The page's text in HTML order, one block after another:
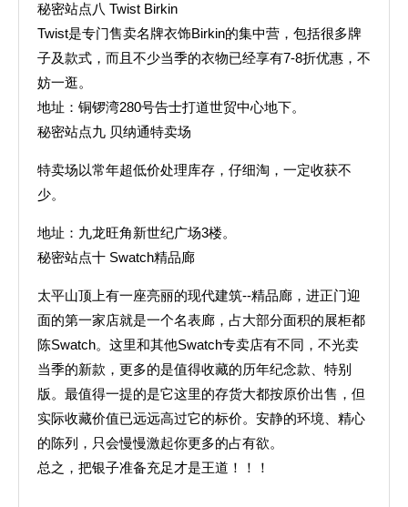
秘密站点八 Twist Birkin
Twist是专门售卖名牌衣饰Birkin的集中营，包括很多牌
子及款式，而且不少当季的衣物已经享有7-8折优惠，不
妨一逛。
地址：铜锣湾280号告士打道世贸中心地下。
秘密站点九 贝纳通特卖场
特卖场以常年超低价处理库存，仔细淘，一定收获不
少。
地址：九龙旺角新世纪广场3楼。
秘密站点十 Swatch精品廊
太平山顶上有一座亮丽的现代建筑--精品廊，进正门迎
面的第一家店就是一个名表廊，占大部分面积的展柜都
陈Swatch。这里和其他Swatch专卖店有不同，不光卖
当季的新款，更多的是值得收藏的历年纪念款、特别
版。最值得一提的是它这里的存货大都按原价出售，但
实际收藏价值已远远高过它的标价。安静的环境、精心
的陈列，只会慢慢激起你更多的占有欲。
总之，把银子准备充足才是王道！！！